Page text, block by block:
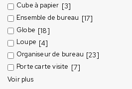
Cube à papier [3]
Ensemble de bureau [17]
Globe [18]
Loupe [4]
Organiseur de bureau [23]
Porte carte visite [7]
Voir plus